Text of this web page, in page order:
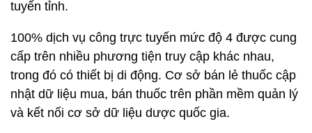
tuyến tỉnh.
100% dịch vụ công trực tuyến mức độ 4 được cung
cấp trên nhiều phương tiện truy cập khác nhau,
trong đó có thiết bị di động. Cơ sở bán lẻ thuốc cập
nhật dữ liệu mua, bán thuốc trên phần mềm quản lý
và kết nối cơ sở dữ liệu dược quốc gia.